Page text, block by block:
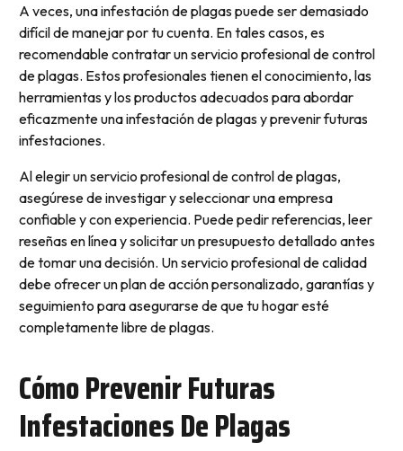
A veces, una infestación de plagas puede ser demasiado
difícil de manejar por tu cuenta. En tales casos, es
recomendable contratar un servicio profesional de control
de plagas. Estos profesionales tienen el conocimiento, las
herramientas y los productos adecuados para abordar
eficazmente una infestación de plagas y prevenir futuras
infestaciones.
Al elegir un servicio profesional de control de plagas,
asegúrese de investigar y seleccionar una empresa
confiable y con experiencia. Puede pedir referencias, leer
reseñas en línea y solicitar un presupuesto detallado antes
de tomar una decisión. Un servicio profesional de calidad
debe ofrecer un plan de acción personalizado, garantías y
seguimiento para asegurarse de que tu hogar esté
completamente libre de plagas.
Cómo Prevenir Futuras
Infestaciones De Plagas